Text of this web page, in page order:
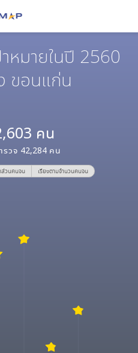
หมายในปี 2560
ขอนแก่น
คน
รวจ 42,284 คน
ส่วนคนจน เรียงตามจำนวนคนจน